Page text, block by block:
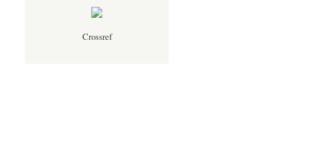
Crossref